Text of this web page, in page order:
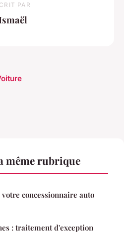
PAR
même rubrique
concessionnaire auto
: traitement d'exception